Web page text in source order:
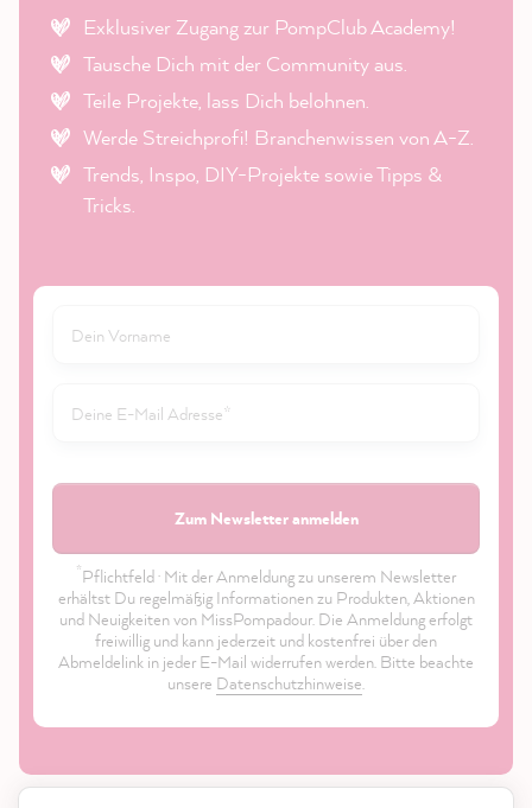
Exklusiver Zugang zur PompClub Academy!
Tausche Dich mit der Community aus.
Teile Projekte, lass Dich belohnen.
Werde Streichprofi! Branchenwissen von A-Z.
Trends, Inspo, DIY-Projekte sowie Tipps &
Tricks.
Zum Newsletter anmelden
*Pflichtfeld · Mit der Anmeldung zu unserem Newsletter
erhältst Du regelmäßig Informationen zu Produkten, Aktionen
und Neuigkeiten von MissPompadour. Die Anmeldung erfolgt
freiwillig und kann jederzeit und kostenfrei über den
Abmeldelink in jeder E-Mail widerrufen werden. Bitte beachte
unsere Datenschutzhinweise.
21.882Bewertungen